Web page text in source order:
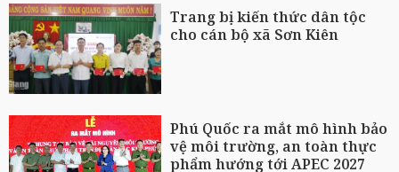
Trang bị kiến thức dân tộc
cho cán bộ xã Sơn Kiên
Phú Quốc ra mắt mô hình bảo
vệ môi trường, an toàn thực
phẩm hướng tới APEC 2027